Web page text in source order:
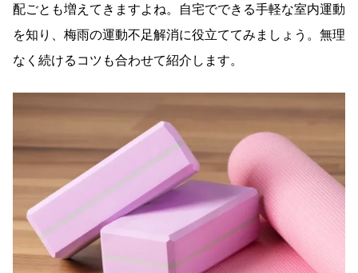
配ごとも増えてきますよね。自宅でできる手軽な室内運動
を知り、梅雨の運動不足解消に役立ててみましょう。無理
なく続けるコツも合わせて紹介します。